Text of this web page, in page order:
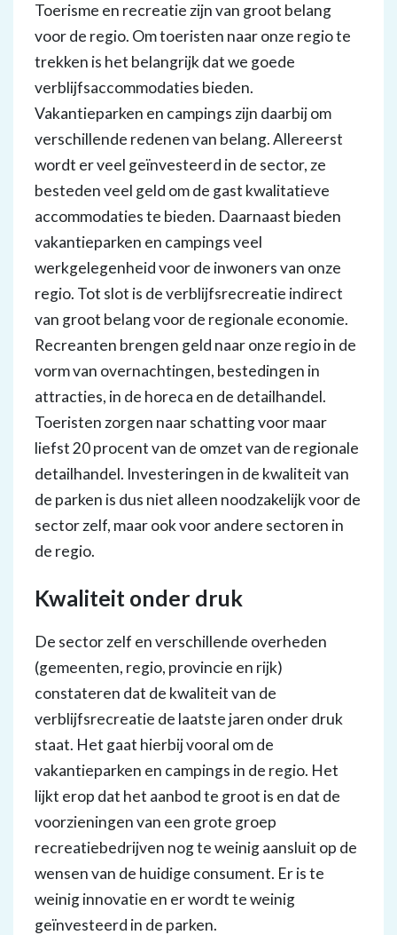
Toerisme en recreatie zijn van groot belang
voor de regio. Om toeristen naar onze regio te
trekken is het belangrijk dat we goede
verblijfsaccommodaties bieden.
Vakantieparken en campings zijn daarbij om
verschillende redenen van belang. Allereerst
wordt er veel geïnvesteerd in de sector, ze
besteden veel geld om de gast kwalitatieve
accommodaties te bieden. Daarnaast bieden
vakantieparken en campings veel
werkgelegenheid voor de inwoners van onze
regio. Tot slot is de verblijfsrecreatie indirect
van groot belang voor de regionale economie.
Recreanten brengen geld naar onze regio in de
vorm van overnachtingen, bestedingen in
attracties, in de horeca en de detailhandel.
Toeristen zorgen naar schatting voor maar
liefst 20 procent van de omzet van de regionale
detailhandel. Investeringen in de kwaliteit van
de parken is dus niet alleen noodzakelijk voor de
sector zelf, maar ook voor andere sectoren in
de regio.
Kwaliteit onder druk
De sector zelf en verschillende overheden
(gemeenten, regio, provincie en rijk)
constateren dat de kwaliteit van de
verblijfsrecreatie de laatste jaren onder druk
staat. Het gaat hierbij vooral om de
vakantieparken en campings in de regio. Het
lijkt erop dat het aanbod te groot is en dat de
voorzieningen van een grote groep
recreatiebedrijven nog te weinig aansluit op de
wensen van de huidige consument. Er is te
weinig innovatie en er wordt te weinig
geïnvesteerd in de parken.